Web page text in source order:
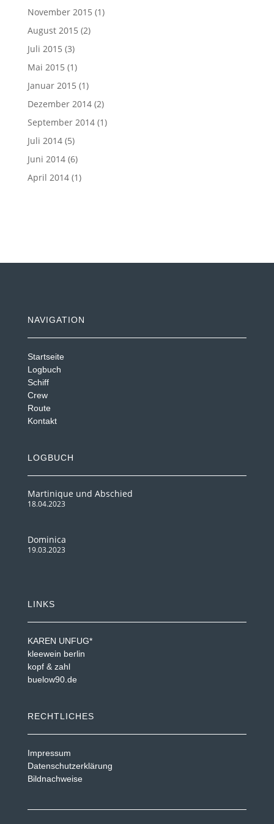
November 2015 (1)
August 2015 (2)
Juli 2015 (3)
Mai 2015 (1)
Januar 2015 (1)
Dezember 2014(2)
September 2014(1)
Juli 2014(5)
Juni 2014(6)
April 2014(1)
NAVIGATION
Startseite
Logbuch
Schiff
Crew
Route
Kontakt
LOGBUCH
Martinique und Abschied
18.04.2023
Dominica
19.03.2023
LINKS
KAREN UNFUG*
kleewein berlin
kopf & zahl
buelow90.de
RECHTLICHES
Impressum
Datenschutzerklärung
Bildnachweise